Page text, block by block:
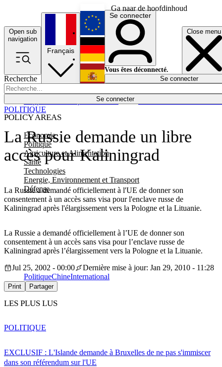
Ga naar de hoofdinhoud
Open sub
navigation
Close menu
Recherche
Se connecter
POLICY AREAS
Economie
Politique
Agriculture et Alimentation
Santé
Technologies
Energie, Environnement et Transport
Défense
Économie
Français
English
Deutsch
Español
Se connecter
Vous êtes déconnecté.
Se connecter
La Russie demande un libre
accès pour Kaliningrad
La Russie a demandé officiellement à l'UE de donner son
consentement à un accès sans visa pour l'enclave russe de
Kaliningrad après l'élargissement vers la Pologne et la Lituanie.
POLITIQUE
La Russie a demandé officiellement à l’UE de donner son
consentement à un accès sans visa pour l’enclave russe de
Kaliningrad après l’élargissement vers la Pologne et la Lituanie.
Jul 25, 2002 - 00:00
Dernière mise à jour: Jan 29, 2010 - 11:28
PolitiqueChineInternational
Print Partager
LES PLUS LUS
EXCLUSIF : L'Islande demande à Bruxelles de ne pas s'immiscer
dans son référendum sur l'UE
POLITIQUE